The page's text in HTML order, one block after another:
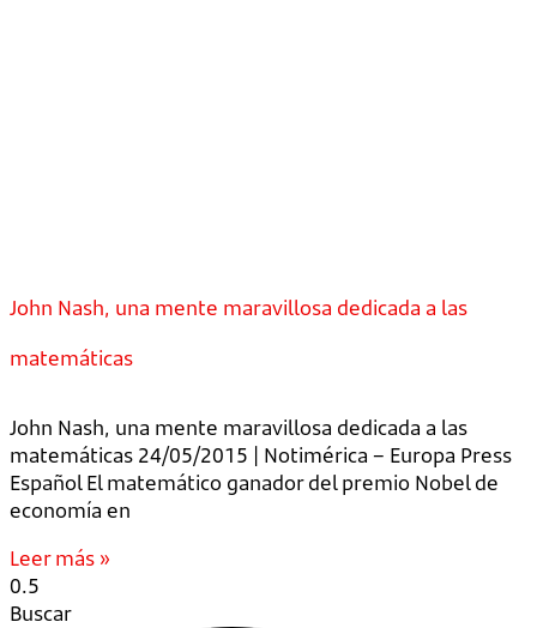
John Nash, una mente maravillosa dedicada a las
matemáticas
John Nash, una mente maravillosa dedicada a las
matemáticas 24/05/2015 | Notimérica – Europa Press
Español El matemático ganador del premio Nobel de
economía en
Leer más »
Buscar